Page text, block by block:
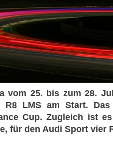
vom 25. bis zum 28.
LMS am Start. Das
Cup. Zugleich ist
für den Audi Sport vier